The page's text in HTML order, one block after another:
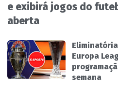
e exibirá jogos do
aberta
Europa
semana